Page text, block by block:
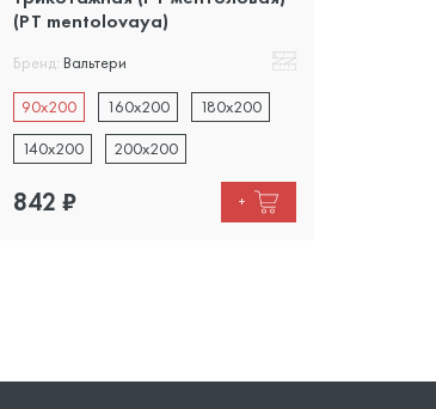
(PT mentolovaya)
Бренд: Вальтери
90x200 160x200
180x200
140x200
200x200
842 ₽ +